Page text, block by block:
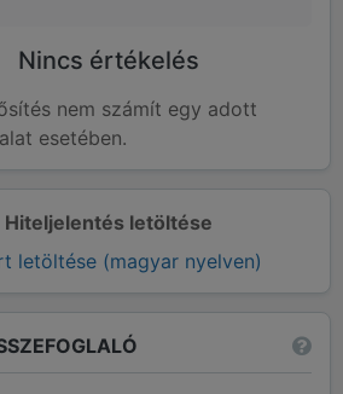
Hiteljelentés letöltése
letöltése (magyar nyelven)
Nincs értékelés
nem számít egy adott
esetében.